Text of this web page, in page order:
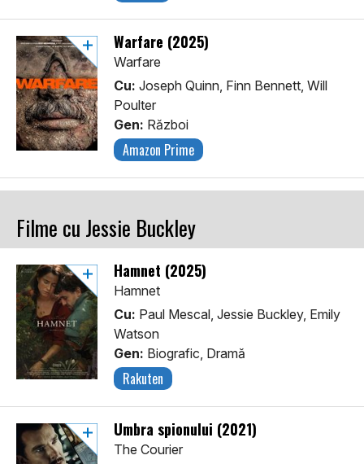
Warfare (2025)
Warfare
Cu: Joseph Quinn, Finn Bennett, Will
Poulter
Gen: Război
Amazon Prime
Filme cu Jessie Buckley
Hamnet (2025)
Hamnet
Cu: Paul Mescal, Jessie Buckley, Emily
Watson
Gen: Biografic, Dramă
Rakuten
Umbra spionului (2021)
The Courier